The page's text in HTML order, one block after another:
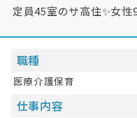
定員45室のサ高住✨女
職種
医療介護保育
仕事内容